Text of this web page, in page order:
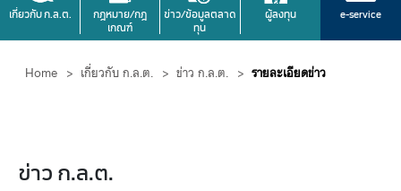
เกี่ยวกับ ก.ล.ต.
กฎหมาย/กฎ
เกณฑ์
ข่าว/ข้อมูลตลาด
ทุน
ผู้ลงทุน e-service
Home > เกี่ยวกับ ก.ล.ต. > ข่าว ก.ล.ต. > รายละเอียดข่าว
ข่าว ก.ล.ต.